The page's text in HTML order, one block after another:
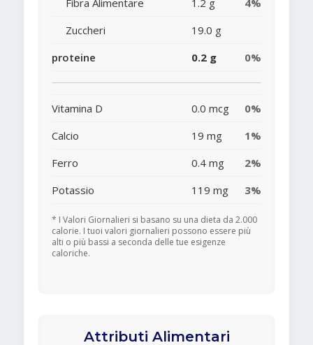
Fibra Alimentare 1.2 g
4%
Zuccheri
19.0 g
proteine
0.2 g 0%
Vitamina D 0.0 mcg
0%
Calcio
19 mg
1%
Ferro
0.4 mg
2%
Potassio
119 mg 3%
* I Valori Giornalieri si basano su una dieta da 2.000
calorie. I tuoi valori giornalieri possono essere più
alti o più bassi a seconda delle tue esigenze
caloriche.
Attributi Alimentari